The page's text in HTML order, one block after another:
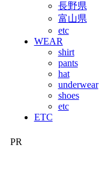
長野県
富山県
etc
WEAR
shirt
pants
hat
underwear
shoes
etc
ETC
PR